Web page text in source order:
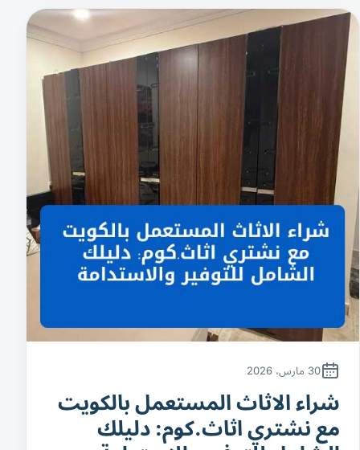
30 مارس، 2026
شراء الاثاث المستعمل بالكويت
مع نشتري اثاث.كوم: دليلك